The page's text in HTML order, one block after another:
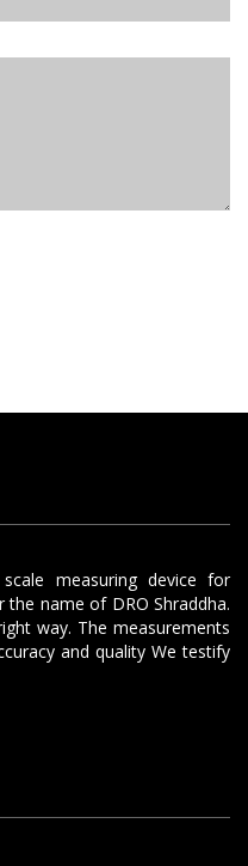
measuring device for
name of DRO Shraddha.
way. The measurements
and quality We testify